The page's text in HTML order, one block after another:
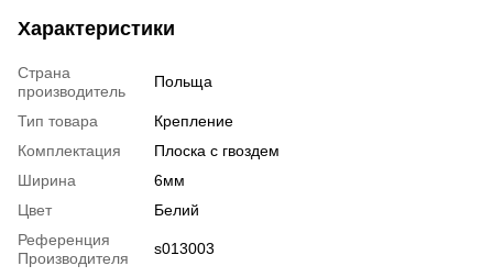
Характеристики
Страна
производитель
Польща
Тип товара
Крепление
Комплектация
Плоска с гвоздем
Ширина
6мм
Цвет
Белий
Референция
Производителя
s013003